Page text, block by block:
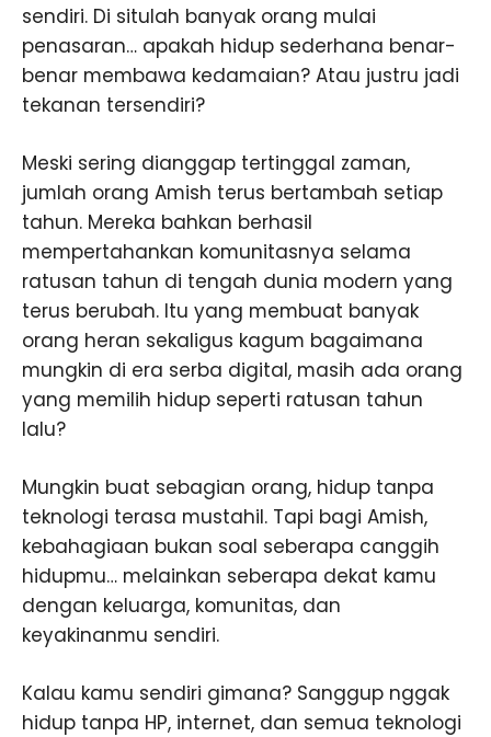
sendiri. Di situlah banyak orang mulai
penasaran… apakah hidup sederhana benar-
benar membawa kedamaian? Atau justru jadi
tekanan tersendiri?
Meski sering dianggap tertinggal zaman,
jumlah orang Amish terus bertambah setiap
tahun. Mereka bahkan berhasil
mempertahankan komunitasnya selama
ratusan tahun di tengah dunia modern yang
terus berubah. Itu yang membuat banyak
orang heran sekaligus kagum bagaimana
mungkin di era serba digital, masih ada orang
yang memilih hidup seperti ratusan tahun
lalu?
Mungkin buat sebagian orang, hidup tanpa
teknologi terasa mustahil. Tapi bagi Amish,
kebahagiaan bukan soal seberapa canggih
hidupmu… melainkan seberapa dekat kamu
dengan keluarga, komunitas, dan
keyakinanmu sendiri.
Kalau kamu sendiri gimana? Sanggup nggak
hidup tanpa HP, internet, dan semua teknologi